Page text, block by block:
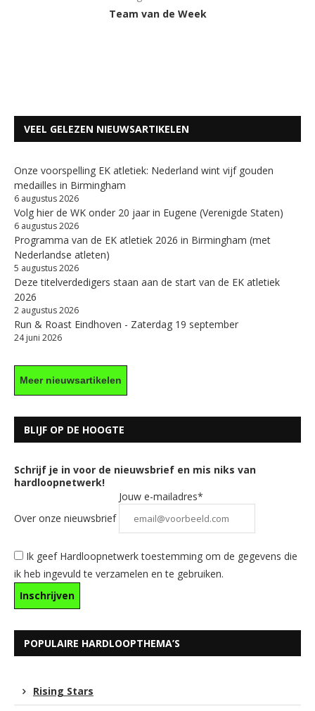
Team van de Week
VEEL GELEZEN NIEUWSARTIKELEN
Onze voorspelling EK atletiek: Nederland wint vijf gouden
medailles in Birmingham
6 augustus 2026
Volg hier de WK onder 20 jaar in Eugene (Verenigde Staten)
6 augustus 2026
Programma van de EK atletiek 2026 in Birmingham (met
Nederlandse atleten)
5 augustus 2026
Deze titelverdedigers staan aan de start van de EK atletiek
2026
2 augustus 2026
Run & Roast Eindhoven - Zaterdag 19 september
24 juni 2026
Meer nieuwsartikelen
BLIJF OP DE HOOGTE
Schrijf je in voor de nieuwsbrief en mis niks van
hardloopnetwerk!
Over onze nieuwsbrief
Jouw e-mailadres*
Ik geef Hardloopnetwerk toestemming om de gegevens die
ik heb ingevuld te verzamelen en te gebruiken.
POPULAIRE HARDLOOPTHEMA’S
Rising Stars